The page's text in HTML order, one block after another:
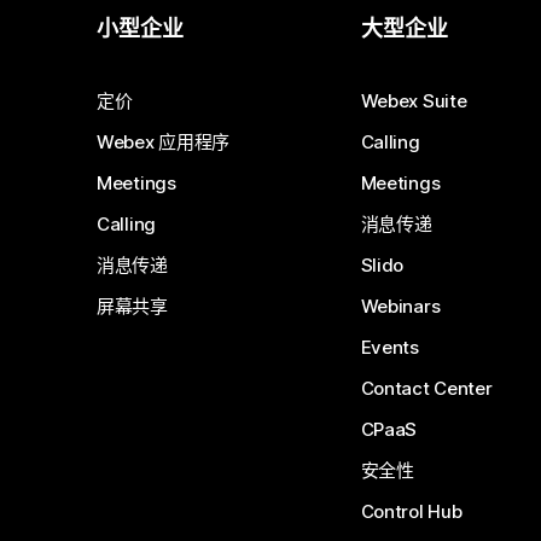
小型企业
定价
Webex 应用程序
Meetings
Calling
消息传递
屏幕共享
大型企业
Webex Suite
Calling
Meetings
消息传递
Slido
Webinars
Events
Contact Center
CPaaS
安全性
Control Hub